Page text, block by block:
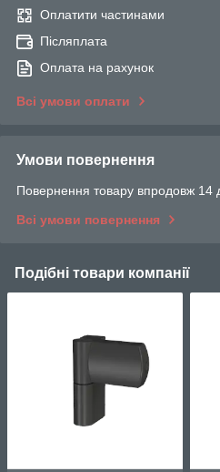
Оплатити частинами
Післяплата
Оплата на рахунок
Всі умови оплати
Умови повернення
Повернення товару впродовж 14
Всі умови повернення
Подібні товари компанії